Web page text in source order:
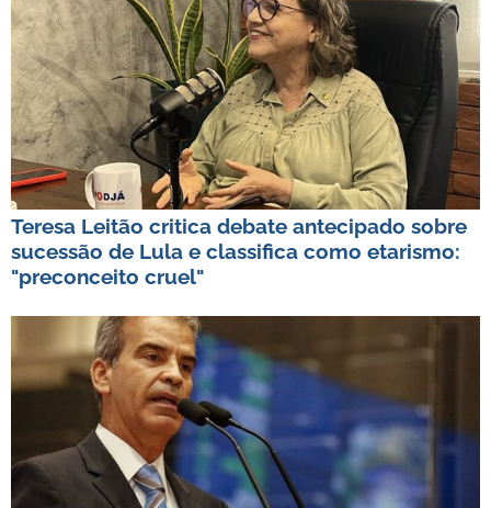
Teresa Leitão critica debate antecipado sobre
sucessão de Lula e classifica como etarismo:
"preconceito cruel"